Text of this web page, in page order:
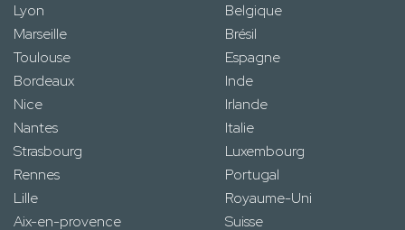
Lyon
Marseille
Toulouse
Bordeaux
Nice
Nantes
Strasbourg
Rennes
Lille
Aix-en-provence
Belgique
Brésil
Espagne
Inde
Irlande
Italie
Luxembourg
Portugal
Royaume-Uni
Suisse